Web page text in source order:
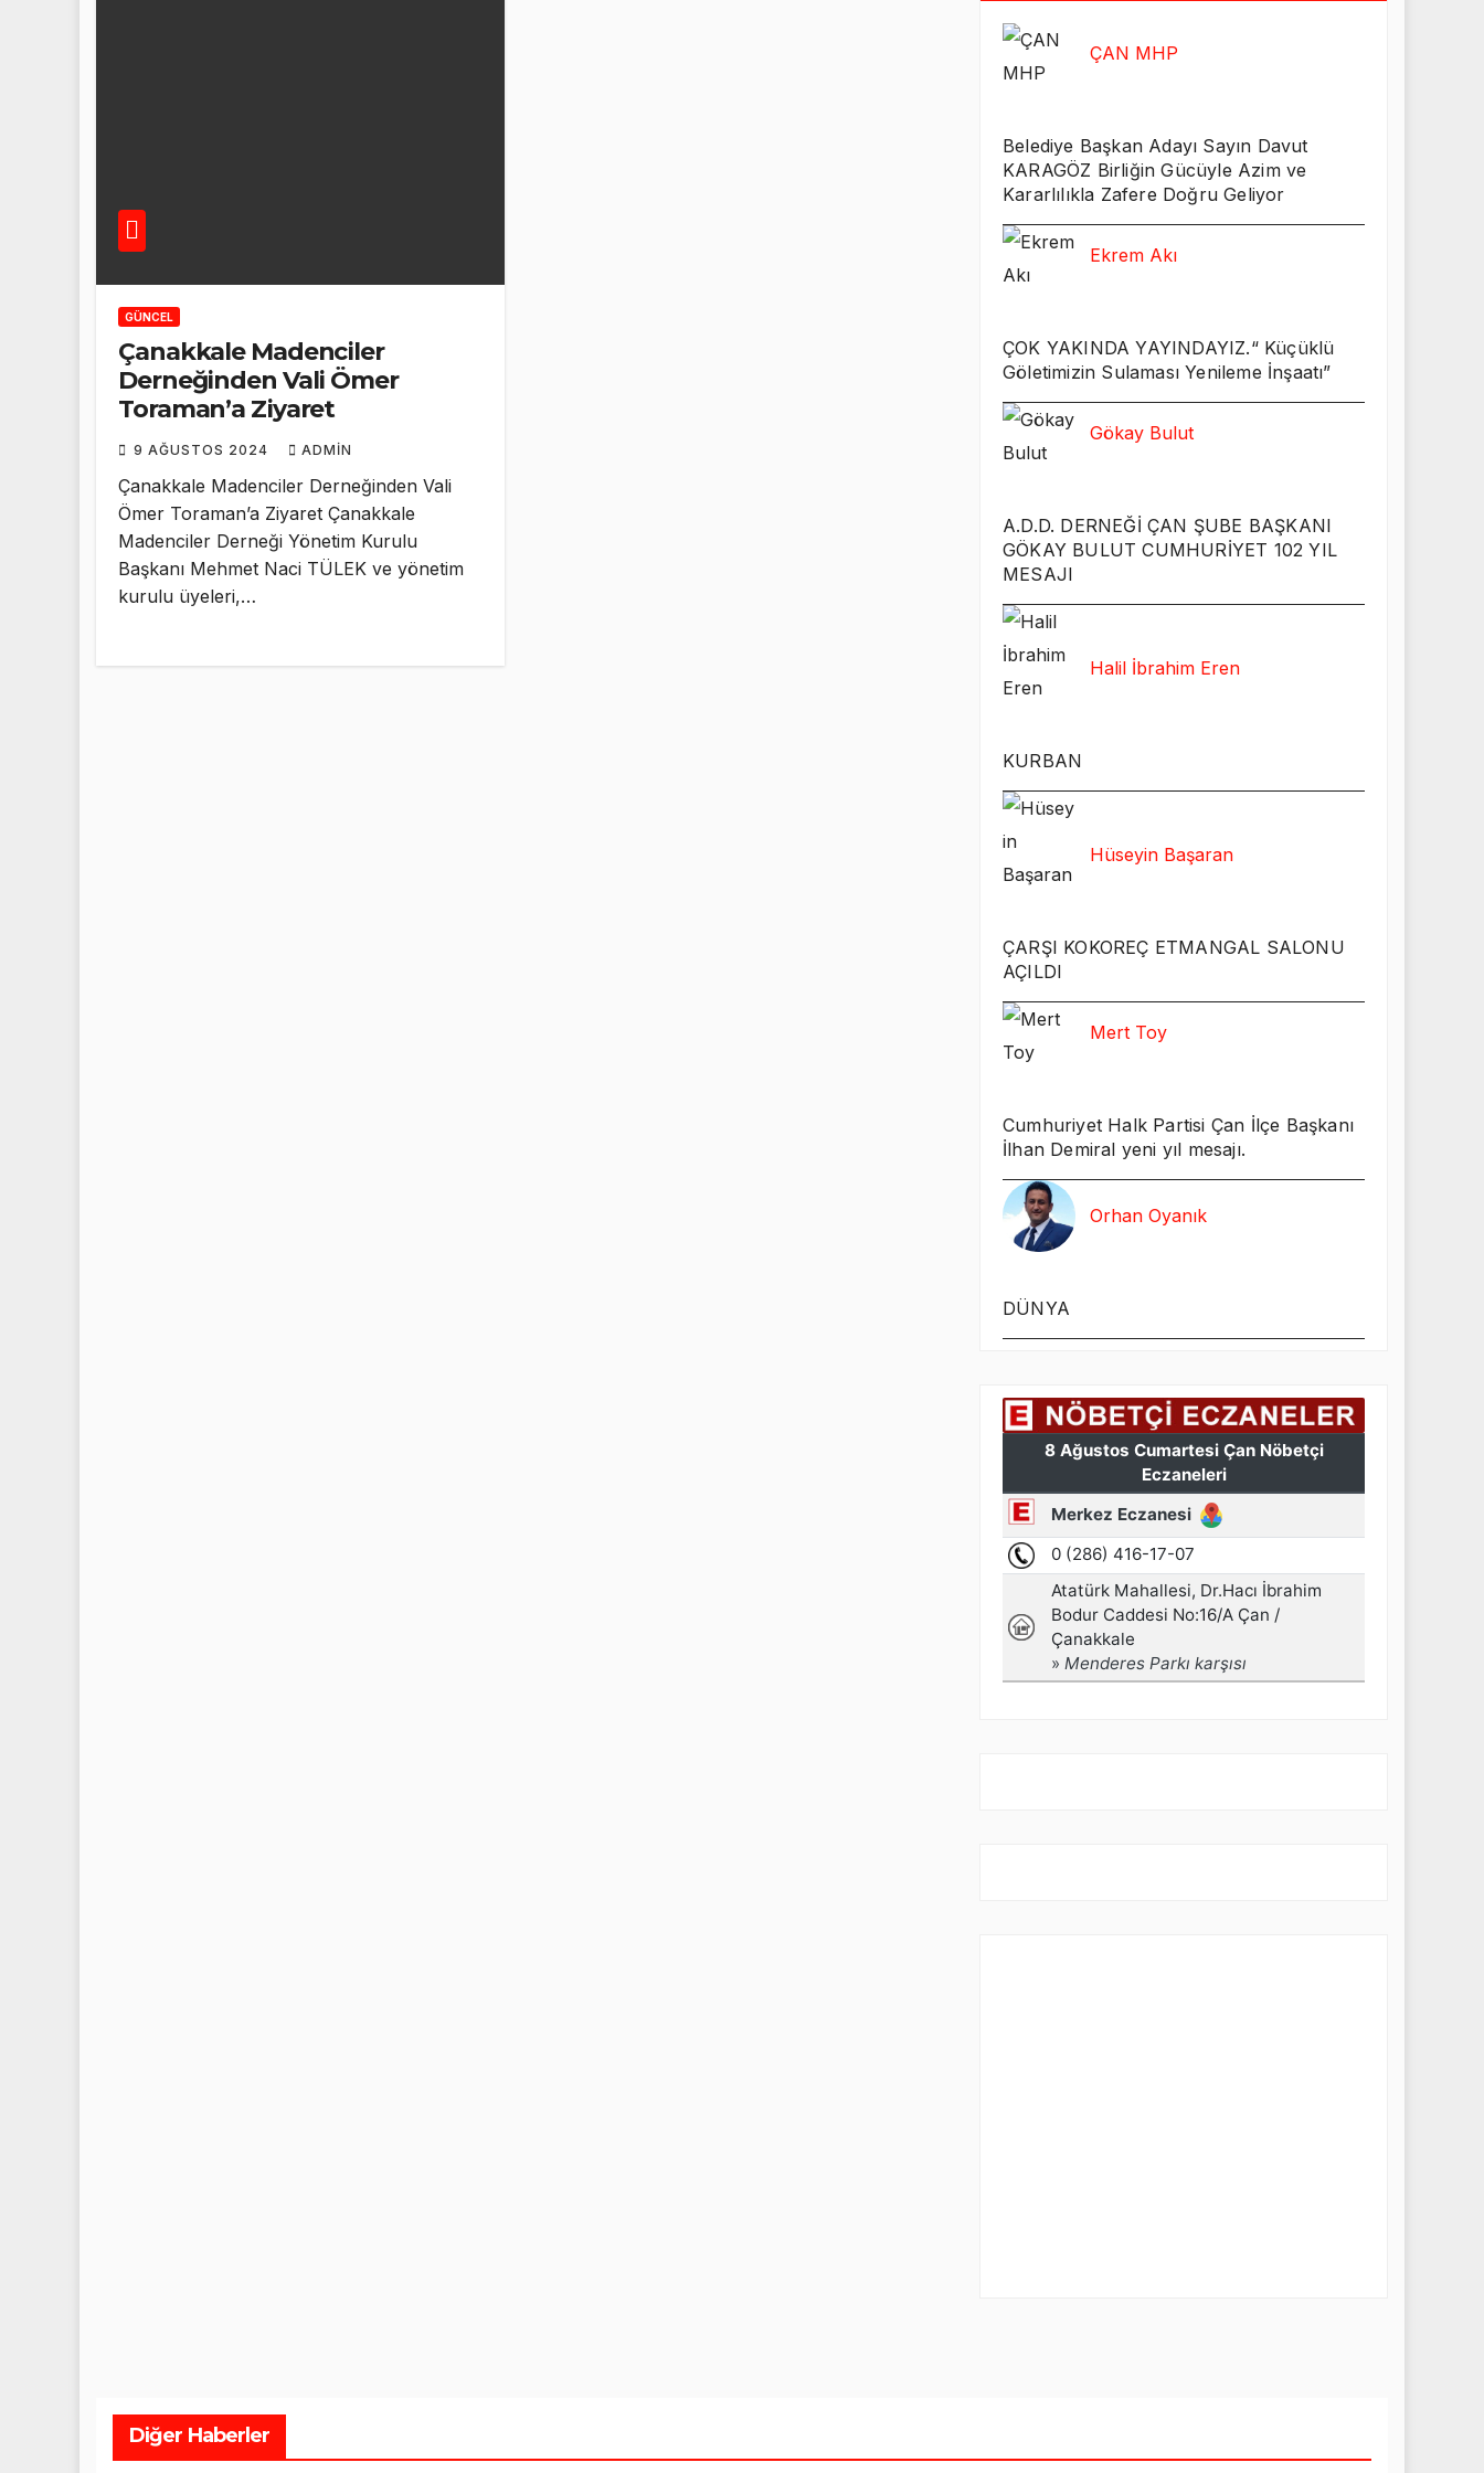
GÜNCEL
Çanakkale Madenciler
Derneğinden Vali Ömer
Toraman’a Ziyaret
9 AĞUSTOS 2024 ADMIN
Çanakkale Madenciler Derneğinden Vali
Ömer Toraman’a Ziyaret Çanakkale
Madenciler Derneği Yönetim Kurulu
Başkanı Mehmet Naci TÜLEK ve yönetim
kurulu üyeleri,…
ÇAN MHP
Belediye Başkan Adayı Sayın Davut
KARAGÖZ Birliğin Gücüyle Azim ve
Kararlılıkla Zafere Doğru Geliyor
Ekrem Akı
ÇOK YAKINDA YAYINDAYIZ.“ Küçüklü
Göletimizin Sulaması Yenileme İnşaatı”
Gökay Bulut
A.D.D. DERNEĞİ ÇAN ŞUBE BAŞKANI
GÖKAY BULUT CUMHURİYET 102 YIL
MESAJI
Halil İbrahim Eren
KURBAN
Hüseyin Başaran
ÇARŞI KOKOREÇ ETMANGAL SALONU
AÇILDI
Mert Toy
Cumhuriyet Halk Partisi Çan İlçe Başkanı
İlhan Demiral yeni yıl mesajı.
Orhan Oyanık
DÜNYA
Diğer Haberler